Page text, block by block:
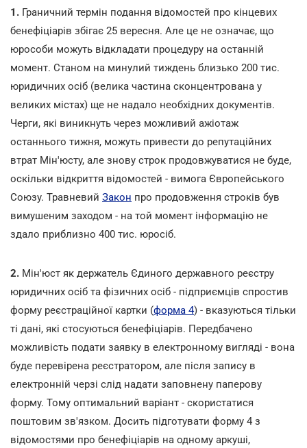
1. Граничний термін подання відомостей про кінцевих
бенефіціарів збігає 25 вересня. Але це не означає, що
юрособи можуть відкладати процедуру на останній
момент. Станом на минулий тиждень близько 200 тис.
юридичних осіб (велика частина сконцентрована у
великих містах) ще не надало необхідних документів.
Черги, які виникнуть через можливий ажіотаж
останнього тижня, можуть привести до репутаційних
втрат Мін'юсту, але знову строк продовжуватися не буде,
оскільки відкриття відомостей - вимога Європейського
Союзу. Травневий Закон про продовження строків був
вимушеним заходом - на той момент інформацію не
здало приблизно 400 тис. юросіб.
2. Мін'юст як держатель Єдиного державного реєстру
юридичних осіб та фізичних осіб - підприємців спростив
форму реєстраційної картки (форма 4) - вказуються тільки
ті дані, які стосуються бенефіціарів. Передбачено
можливість подати заявку в електронному вигляді - вона
буде перевірена реєстратором, але після запису в
електронній черзі слід надати заповнену паперову
форму. Тому оптимальний варіант - скористатися
поштовим зв'язком. Досить підготувати форму 4 з
відомостями про бенефіціарів на одному аркуші,